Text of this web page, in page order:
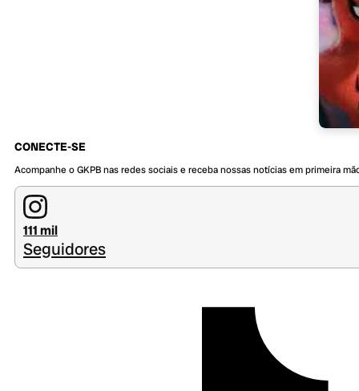
CONECTE-SE
Acompanhe o GKPB nas redes sociais e receba nossas notícias em primeira
111 mil
Seguidores